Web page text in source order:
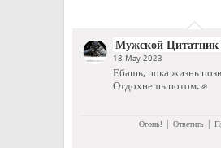
18 May 2023
Ебашь, пока жизнь
Отдохнешь потом. ✊
Огонь! | Ответить |